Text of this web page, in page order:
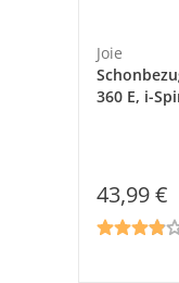
Joie
360 E, i-
43,99 €